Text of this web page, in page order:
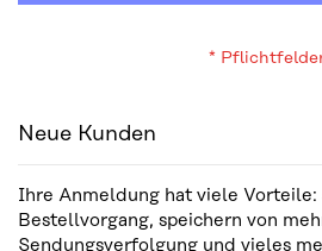
Neue Kunden
Ihre Anmeldung hat viele
Bestellvorgang, speichern von
Sendungsverfolgung und vieles